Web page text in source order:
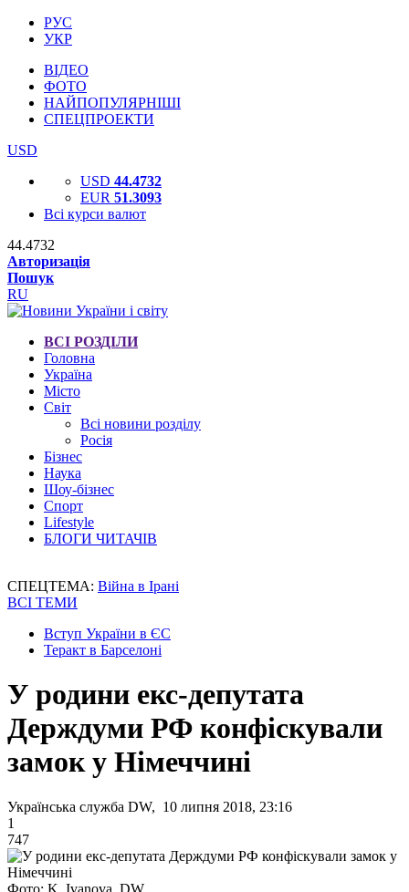
РУС
УКР
ВІДЕО
ФОТО
НАЙПОПУЛЯРНІШІ
СПЕЦПРОЕКТИ
USD
USD 44.4732
EUR 51.3093
Всі курси валют
44.4732
Авторизація
Пошук
RU
ВСІ РОЗДІЛИ
Головна
Україна
Місто
Світ
Всі новини розділу
Росія
Бізнес
Наука
Шоу-бізнес
Спорт
Lifestyle
БЛОГИ ЧИТАЧІВ
СПЕЦТЕМА: Війна в Ірані
ВСІ ТЕМИ
Вступ України в ЄС
Теракт в Барселоні
У родини екс-депутата
Держдуми РФ конфіскували
замок у Німеччині
Українська служба DW, 10 липня 2018, 23:16
1
747
Фото: K. Ivanova, DW